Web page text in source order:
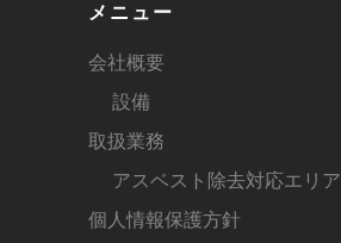
メニュー
会社概要
設備
取扱業務
アスベスト除去対応エリア
個人情報保護方針